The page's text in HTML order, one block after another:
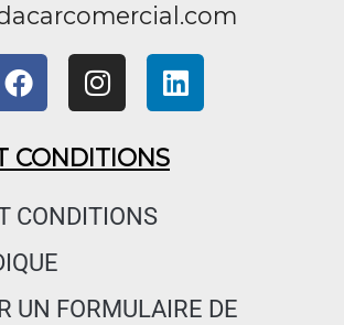
F
a
e
b
o
k
I
n
t
a
g
m
L
i
CONDITIONS
CONDITIONS
UN FORMULAIRE DE